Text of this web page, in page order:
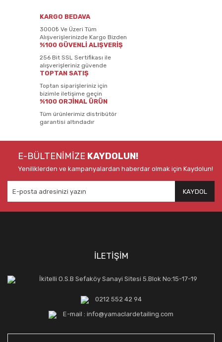
KARGO BEDAVA
3000₺ Ve Üzeri Tüm
Alışverişlerinizde Kargo Bizden
%100 GÜVENLİ ALIŞVERİŞ
256 Bit SSL Sertifikası ile
alışverişleriniz güvende
TOPTAN SATIŞ
Toptan siparişleriniz için
bizimle iletişime geçin
%100 ORJİNAL ÜRÜN
Tüm ürünlerimiz distribütör
garantisi altındadır
E-BÜLTENİMİZE KAYDOLUN!
Yeniliklerden ve kampanyalardan haberdar olmak için Kaydolun!
KAYDOL
İLETİŞİM
İkitelli O.S.B Sefaköy Sanayi Sitesi 5.Blok No:15-17-19
0212 552 42 94
E-mail : info@yamaclardetailing.com